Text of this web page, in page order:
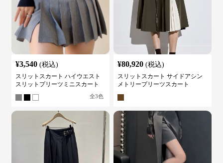
¥3,540 (税込)
スリットスカート ハイウエスト
スリットプリーツミニスカート
全3色
¥80,920 (税込)
スリットスカート サイドアシン
メトリープリーツスカート